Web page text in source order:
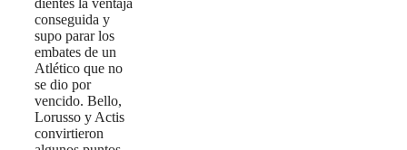
conseguida y
supo parar los
embates de un
Atlético que no
se dio por
vencido. Bello,
Lorusso y Actis
convirtieron